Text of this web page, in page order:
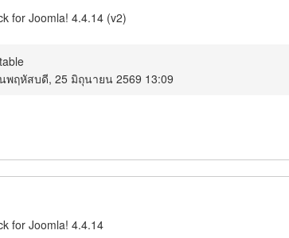
for Joomla! 4.4.14 (v2)
พฤหัสบดี, 25 มิถุนายน 2569 13:09
for Joomla! 4.4.14